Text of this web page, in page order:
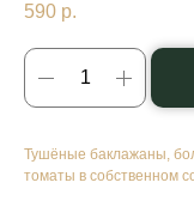
590 р.
Тушёные баклажаны,
томаты в собственном